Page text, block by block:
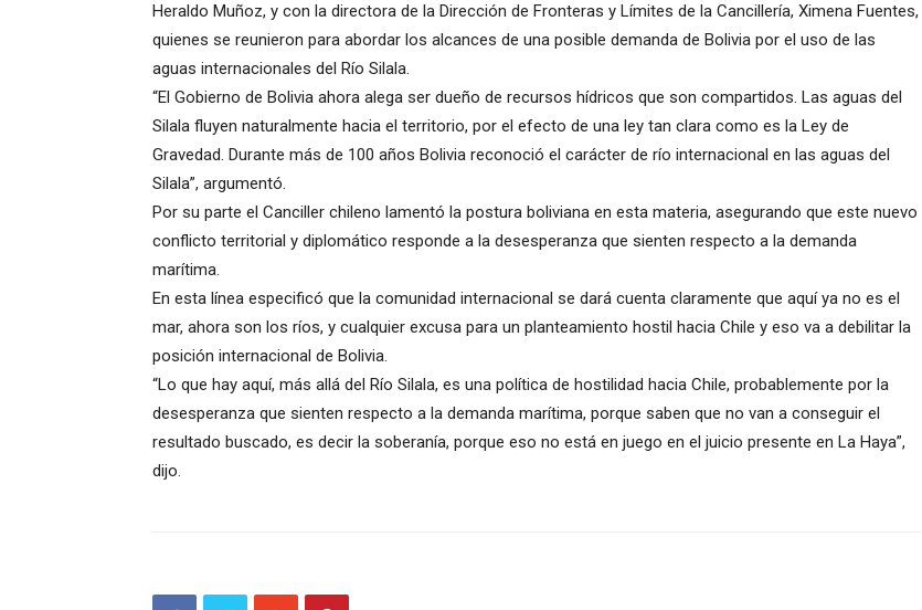
Heraldo Muñoz, y con la directora de la Dirección de Fronteras y Límites de la Cancillería, Ximena Fuentes,
quienes se reunieron para abordar los alcances de una posible demanda de Bolivia por el uso de las
aguas internacionales del Río Silala.
“El Gobierno de Bolivia ahora alega ser dueño de recursos hídricos que son compartidos. Las aguas del
Silala fluyen naturalmente hacia el territorio, por el efecto de una ley tan clara como es la Ley de
Gravedad. Durante más de 100 años Bolivia reconoció el carácter de río internacional en las aguas del
Silala”, argumentó.
Por su parte el Canciller chileno lamentó la postura boliviana en esta materia, asegurando que este nuevo
conflicto territorial y diplomático responde a la desesperanza que sienten respecto a la demanda
marítima.
En esta línea especificó que la comunidad internacional se dará cuenta claramente que aquí ya no es el
mar, ahora son los ríos, y cualquier excusa para un planteamiento hostil hacia Chile y eso va a debilitar la
posición internacional de Bolivia.
“Lo que hay aquí, más allá del Río Silala, es una política de hostilidad hacia Chile, probablemente por la
desesperanza que sienten respecto a la demanda marítima, porque saben que no van a conseguir el
resultado buscado, es decir la soberanía, porque eso no está en juego en el juicio presente en La Haya”,
dijo.